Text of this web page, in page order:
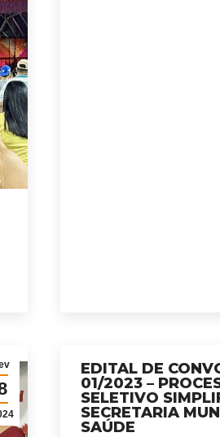
EDITAL DE
01/2023 –
SELETIVO
SECRETARIA
SAÚDE